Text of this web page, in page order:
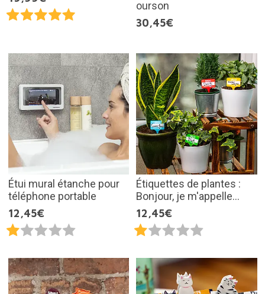
ourson
30,45€
Étui mural étanche pour
téléphone portable
12,45€
Étiquettes de plantes :
Bonjour, je m'appelle...
12,45€